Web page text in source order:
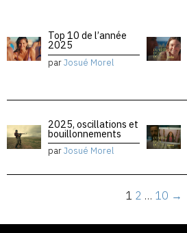
Top 10 de l’année
2025
parJosué Morel
2025, oscillations et
bouillonnements
parJosué Morel
1 2 … 10 →